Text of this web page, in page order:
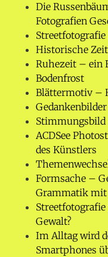
Die
Fotografien
Historische
Ruhezeit – ein
Bodenfrost
Blättermotiv –
Stimmungsbild
ACDSee
des Künstlers
Formsache –
Grammatik mit
Gewalt?
Im Alltag wird
Smartphones